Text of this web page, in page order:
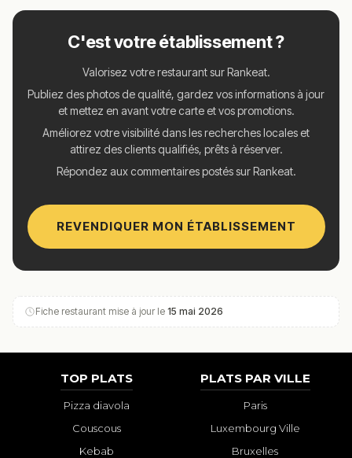
C'est votre établissement ?
Valorisez votre restaurant sur Rankeat.
Publiez des photos de qualité, gardez vos informations à jour
et mettez en avant votre carte et vos promotions.
Améliorez votre visibilité dans les recherches locales et
attirez des clients qualifiés, prêts à réserver.
Répondez aux commentaires postés sur Rankeat.
REVENDIQUER MON ÉTABLISSEMENT
Fiche restaurant mise à jour le 15 mai 2026
TOP PLATS
Pizza diavola
Couscous
Kebab
PLATS PAR VILLE
Paris
Luxembourg Ville
Bruxelles